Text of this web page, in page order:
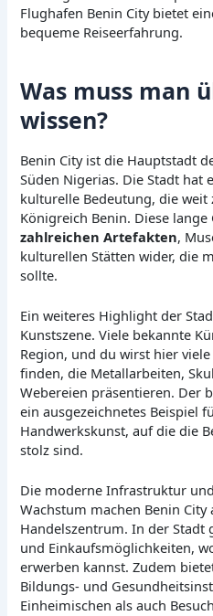
Flughafen Benin City bietet
bequeme Reiseerfahrung.
Was muss man
wissen?
Benin City ist die Hauptstadt
Süden Nigerias. Die Stadt hat
kulturelle Bedeutung, die
Königreich Benin. Diese
zahlreichen Artefakten,
kulturellen Stätten wider, die
sollte.
Ein weiteres Highlight der
Kunstszene. Viele bekannte
Region, und du wirst hier
finden, die Metallarbeiten,
Webereien präsentieren. Der
ein ausgezeichnetes Beispiel
Handwerkskunst, auf die die
stolz sind.
Die moderne Infrastruktur
Wachstum machen Benin
Handelszentrum. In der Stadt
und Einkaufsmöglichkeiten,
erwerben kannst. Zudem
Bildungs- und
Einheimischen als auch